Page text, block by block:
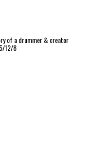
of a drummer & creator
12/8